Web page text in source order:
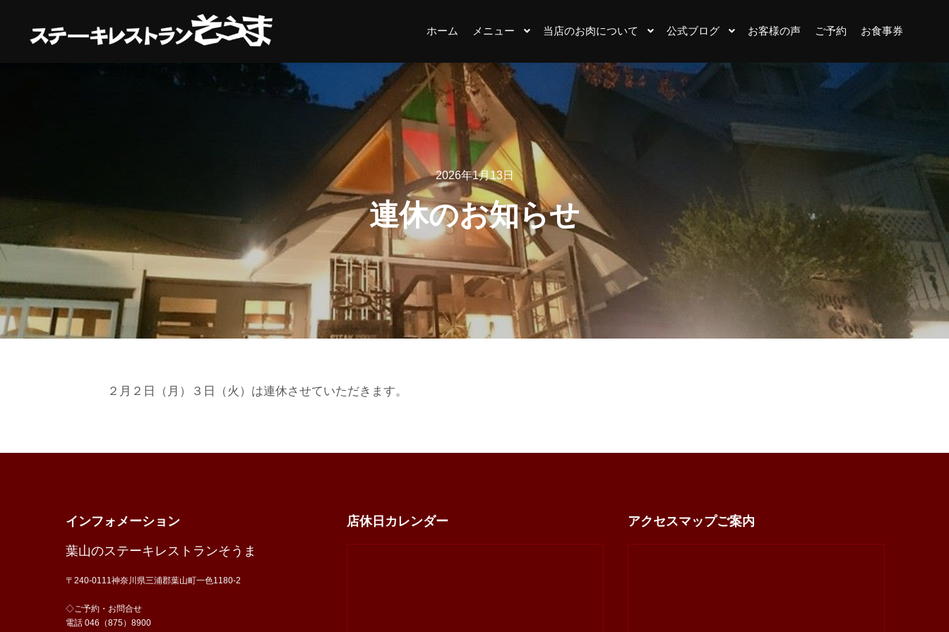
ホーム メニュー 当店のお肉について 公式ブログ お客様の声 ご予約 お食事券
2026年1月13日
連休のお知らせ
２月２日（月）３日（火）は連休させていただきます。
インフォメーション
葉山のステーキレストランそうま
〒240-0111神奈川県三浦郡葉山町一色1180-2
◇ご予約・お問合せ
電話 046（875）8900
店休日カレンダー アクセスマップご案内